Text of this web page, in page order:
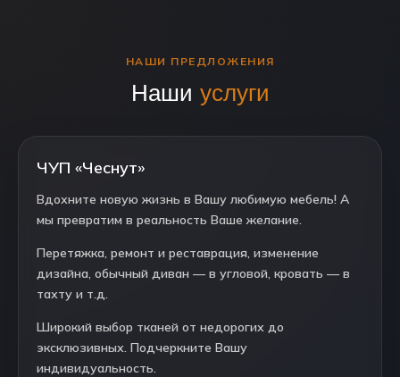
НАШИ ПРЕДЛОЖЕНИЯ
Наши услуги
ЧУП «Чеснут»
Вдохните новую жизнь в Вашу любимую мебель! А
мы превратим в реальность Ваше желание.
Перетяжка, ремонт и реставрация, изменение
дизайна, обычный диван — в угловой, кровать — в
тахту и т.д.
Широкий выбор тканей от недорогих до
эксклюзивных. Подчеркните Вашу
индивидуальность.